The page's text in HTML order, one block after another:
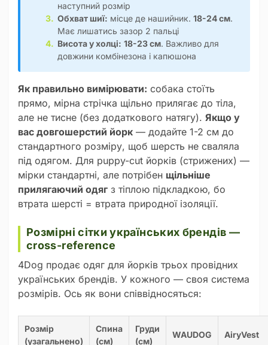
наступний розмір
Обхват шиї: місце де нашийник. 18-24 см.
Має лишатись зазор 2 пальці
Висота у холці: 18-23 см. Важливо для
довжини комбінезона і капюшона
Як правильно вимірювати: собака стоїть
прямо, мірна стрічка щільно прилягає до тіла,
але не тисне (без додаткового натягу). Якщо у
вас довгошерстий йорк — додайте 1-2 см до
стандартного розміру, щоб шерсть не сваляла
під одягом. Для puppy-cut йорків (стрижених) —
мірки стандартні, але потрібен щільніше
прилягаючий одяг з тіплою підкладкою, бо
втрата шерсті = втрата природної ізоляції.
Розмірні сітки українських брендів —
cross-reference
4Dog продає одяг для йорків трьох провідних
українських брендів. У кожного — своя система
розмірів. Ось як вони співвідносяться:
Розмір
(узагальнено)
Спина
(см)
Груди
(см)
WAUDOG AiryVest